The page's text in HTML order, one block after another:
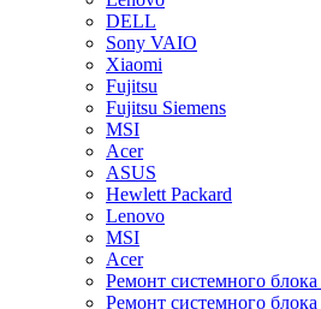
DELL
Sony VAIO
Xiaomi
Fujitsu
Fujitsu Siemens
MSI
Acer
ASUS
Hewlett Packard
Lenovo
MSI
Acer
Ремонт системного
Ремонт системного